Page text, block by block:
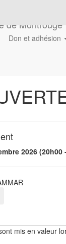
de Montrouge
Don et adhésion
2026 (20h00
mis en valeur